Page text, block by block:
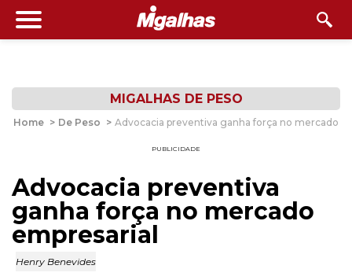
MIGALHAS DE PESO
Home > De Peso > Advocacia preventiva ganha força no mercado
PUBLICIDADE
Advocacia preventiva
ganha força no mercado
empresarial
Henry Benevides